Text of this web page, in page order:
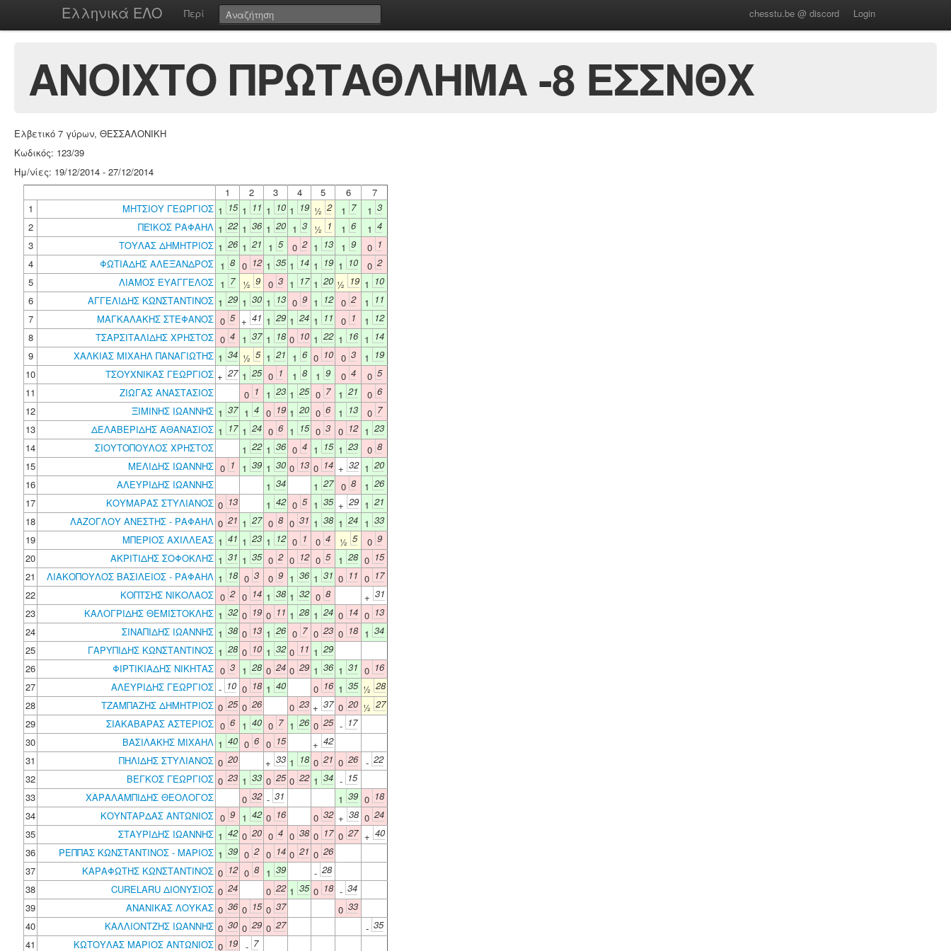
Ελληνικά ΕΛΟ Περί chesstu.be @ discord Login
ΑΝΟΙΧΤΟ ΠΡΩΤΑΘΛΗΜΑ -8 ΕΣΣΝΘΧ
Ελβετικό 7 γύρων, ΘΕΣΣΑΛΟΝΙΚΗ
Κωδικός: 123/39
Ημ/νίες: 19/12/2014 - 27/12/2014
1
2 3 4 5 6
7
1
ΜΗΤΣΙΟΥ ΓΕΩΡΓΙΟΣ 1 15 1 11 1 10 1 19 ½ 2 1 7 1 3
2
ΠΕΪΚΟΣ ΡΑΦΑΗΛ 1 22 1 36 1 20 1 3 ½ 1 1 6 1 4
3
ΤΟΥΛΑΣ ΔΗΜΗΤΡΙΟΣ 1 26 1 21 1 5 0 2 1 13 1 9 0 1
4
ΦΩΤΙΑΔΗΣ ΑΛΕΞΑΝΔΡΟΣ 1 8 0 12 1 35 1 14 1 19 1 10 0 2
5
ΛΙΑΜΟΣ ΕΥΑΓΓΕΛΟΣ 1 7 ½ 9 0 3 1 17 1 20 ½ 19 1 10
6
ΑΓΓΕΛΙΔΗΣ ΚΩΝΣΤΑΝΤΙΝΟΣ 1 29 1 30 1 13 0 9 1 12 0 2 1 11
7
ΜΑΓΚΑΛΑΚΗΣ ΣΤΕΦΑΝΟΣ 0 5 + 41 1 29 1 24 1 11 0 1 1 12
8
ΤΣΑΡΣΙΤΑΛΙΔΗΣ ΧΡΗΣΤΟΣ 0 4 1 37 1 18 0 10 1 22 1 16 1 14
9
ΧΑΛΚΙΑΣ ΜΙΧΑΗΛ ΠΑΝΑΓΙΩΤΗΣ 1 34 ½ 5 1 21 1 6 0 10 0 3 1 19
10
ΤΣΟΥΧΝΙΚΑΣ ΓΕΩΡΓΙΟΣ + 27 1 25 0 1 1 8 1 9 0 4 0 5
11
ΖΙΩΓΑΣ ΑΝΑΣΤΑΣΙΟΣ 0 1 1 23 1 25 0 7 1 21 0 6
12
ΞΙΜΙΝΗΣ ΙΩΑΝΝΗΣ 1 37 1 4 0 19 1 20 0 6 1 13 0 7
13
ΔΕΛΑΒΕΡΙΔΗΣ ΑΘΑΝΑΣΙΟΣ 1 17 1 24 0 6 1 15 0 3 0 12 1 23
14
ΣΙΟΥΤΟΠΟΥΛΟΣ ΧΡΗΣΤΟΣ 1 22 1 36 0 4 1 15 1 23 0 8
15
ΜΕΛΙΔΗΣ ΙΩΑΝΝΗΣ 0 1 1 39 1 30 0 13 0 14 + 32 1 20
16
ΑΛΕΥΡΙΔΗΣ ΙΩΑΝΝΗΣ 1 34 1 27 0 8 1 26
17
ΚΟΥΜΑΡΑΣ ΣΤΥΛΙΑΝΟΣ 0 13 1 42 0 5 1 35 + 29 1 21
18
ΛΑΖΟΓΛΟΥ ΑΝΕΣΤΗΣ - ΡΑΦΑΗΛ 0 21 1 27 0 8 0 31 1 38 1 24 1 33
19
ΜΠΕΡΙΟΣ ΑΧΙΛΛΕΑΣ 1 41 1 23 1 12 0 1 0 4 ½ 5 0 9
20
ΑΚΡΙΤΙΔΗΣ ΣΟΦΟΚΛΗΣ 1 31 1 35 0 2 0 12 0 5 1 28 0 15
21
ΛΙΑΚΟΠΟΥΛΟΣ ΒΑΣΙΛΕΙΟΣ - ΡΑΦΑΗΛ 1 18 0 3 0 9 1 36 1 31 0 11 0 17
22
ΚΟΠΤΣΗΣ ΝΙΚΟΛΑΟΣ 0 2 0 14 1 38 1 32 0 8 + 31
23
ΚΑΛΟΓΡΙΔΗΣ ΘΕΜΙΣΤΟΚΛΗΣ 1 32 0 19 0 11 1 28 1 24 0 14 0 13
24
ΣΙΝΑΠΙΔΗΣ ΙΩΑΝΝΗΣ 1 38 0 13 1 26 0 7 0 23 0 18 1 34
25
ΓΑΡΥΠΙΔΗΣ ΚΩΝΣΤΑΝΤΙΝΟΣ 1 28 0 10 1 32 0 11 1 29
26
ΦΙΡΤΙΚΙΑΔΗΣ ΝΙΚΗΤΑΣ 0 3 1 28 0 24 0 29 1 36 1 31 0 16
27
ΑΛΕΥΡΙΔΗΣ ΓΕΩΡΓΙΟΣ - 10 0 18 1 40 0 16 1 35 ½ 28
28
ΤΖΑΜΠΑΖΗΣ ΔΗΜΗΤΡΙΟΣ 0 25 0 26 0 23 + 37 0 20 ½ 27
29
ΣΙΑΚΑΒΑΡΑΣ ΑΣΤΕΡΙΟΣ 0 6 1 40 0 7 1 26 0 25 - 17
30
ΒΑΣΙΛΑΚΗΣ ΜΙΧΑΗΛ 1 40 0 6 0 15 + 42
31
ΠΗΛΙΔΗΣ ΣΤΥΛΙΑΝΟΣ 0 20 + 33 1 18 0 21 0 26 - 22
32
ΒΕΓΚΟΣ ΓΕΩΡΓΙΟΣ 0 23 1 33 0 25 0 22 1 34 - 15
33
ΧΑΡΑΛΑΜΠΙΔΗΣ ΘΕΟΛΟΓΟΣ 0 32 - 31 1 39 0 18
34
ΚΟΥΝΤΑΡΔΑΣ ΑΝΤΩΝΙΟΣ 0 9 1 42 0 16 0 32 + 38 0 24
35
ΣΤΑΥΡΙΔΗΣ ΙΩΑΝΝΗΣ 1 42 0 20 0 4 0 38 0 17 0 27 + 40
36
ΡΕΠΠΑΣ ΚΩΝΣΤΑΝΤΙΝΟΣ - ΜΑΡΙΟΣ 1 39 0 2 0 14 0 21 0 26
37
ΚΑΡΑΦΩΤΗΣ ΚΩΝΣΤΑΝΤΙΝΟΣ 0 12 0 8 1 39 - 28
38
CURELARU ΔΙΟΝΥΣΙΟΣ 0 24 0 22 1 35 0 18 - 34
39
ΑΝΑΝΙΚΑΣ ΛΟΥΚΑΣ 0 36 0 15 0 37 0 33
40
ΚΑΛΛΙΟΝΤΖΗΣ ΙΩΑΝΝΗΣ 0 30 0 29 0 27 - 35
41
ΚΩΤΟΥΛΑΣ ΜΑΡΙΟΣ ΑΝΤΩΝΙΟΣ 0 19 - 7